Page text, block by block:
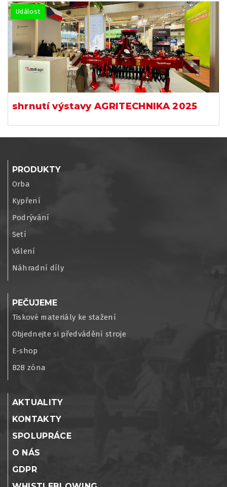
Událost
shrnutí výstavy AGRITECHNIKA 2025
PRODUKTY
Orba
Kypření
Podrývání
Setí
Válení
Náhradní díly
PEČUJEME
Tiskové materiály ke stažení
Objednejte si předvádění stroje
E-shop
B2B zóna
AKTUALITY
KONTAKTY
SPOLUPRÁCE
O NÁS
GDPR